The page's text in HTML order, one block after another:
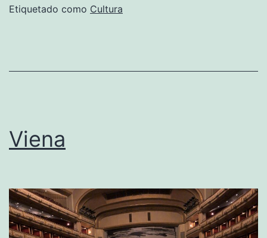
Etiquetado como Cultura
Viena